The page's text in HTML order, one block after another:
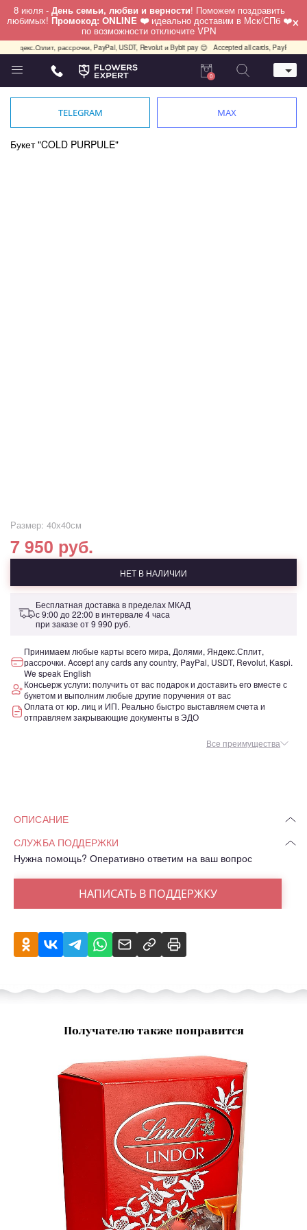
8 июля - День семьи, любви и верности! Поможем поздравить
любимых! Промокод: ONLINE ❤️ идеально доставим в Мск/СПб ❤️
по возможности отключите VPN ×
рассрочки, PayPal, USDT, Revolut и Bybit pay 😊 Accepted all cards, PayPal, USDT,
Телефон
+7 (495) 982-55-05
0
TELEGRAM MAX
Букет "COLD PURPULE"
Размер: 40х40см
7 950 руб.
НЕТ В НАЛИЧИИ
Бесплатная доставка в пределах МКАД
с 9:00 до 22:00 в интервале 4 часа
при заказе от9 990 руб.
Принимаем любые карты всего мира, Долями, Яндекс.Сплит,
рассрочки. Accept any cards any country, PayPal, USDT, Revolut, Kaspi.
We speak English
Консьерж услуги: получить от вас подарок и доставить его вместе с
букетом и выполним любые другие поручения от вас
Оплата от юр. лиц и ИП. Реально быстро выставляем счета и
отправляем закрывающие документы в ЭДО
Все преимущества
ОПИСАНИЕ
СЛУЖБА ПОДДЕРЖКИ
Нужна помощь? Оперативно ответим на ваш вопрос
НАПИСАТЬ В ПОДДЕРЖКУ
Получателю также понравится